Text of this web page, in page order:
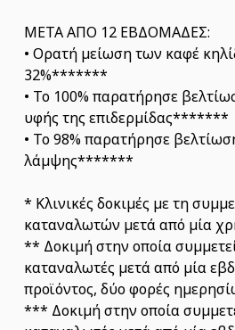
ΜΕΤΑ ΑΠΟ 12 ΕΒΔΟΜΑΔΕΣ:
• Ορατή μείωση των καφέ
32%*******
• Το 100% παρατήρησε
υφής της επιδερμίδας*******
• Το 98% παρατήρησε
λάμψης*******
* Κλινικές δοκιμές με τη
καταναλωτών μετά από μία
** Δοκιμή στην οποία
καταναλωτές μετά από μία
προϊόντος, δύο φορές
*** Δοκιμή στην οποία